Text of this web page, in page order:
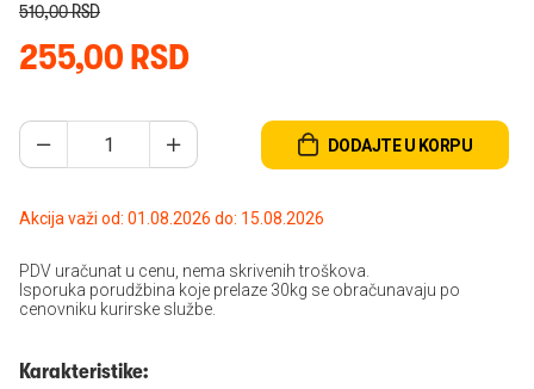
255,00 RSD
510,00 RSD
DODAJTE U KORPU
Akcija važi od: 01.08.2026 do: 15.08.2026
PDV uračunat u cenu, nema skrivenih troškova.
Isporuka porudžbina koje prelaze 30kg se obračunavaju po
cenovniku kurirske službe.
Karakteristike: